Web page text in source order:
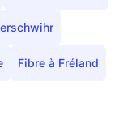
Fibre à Fréland